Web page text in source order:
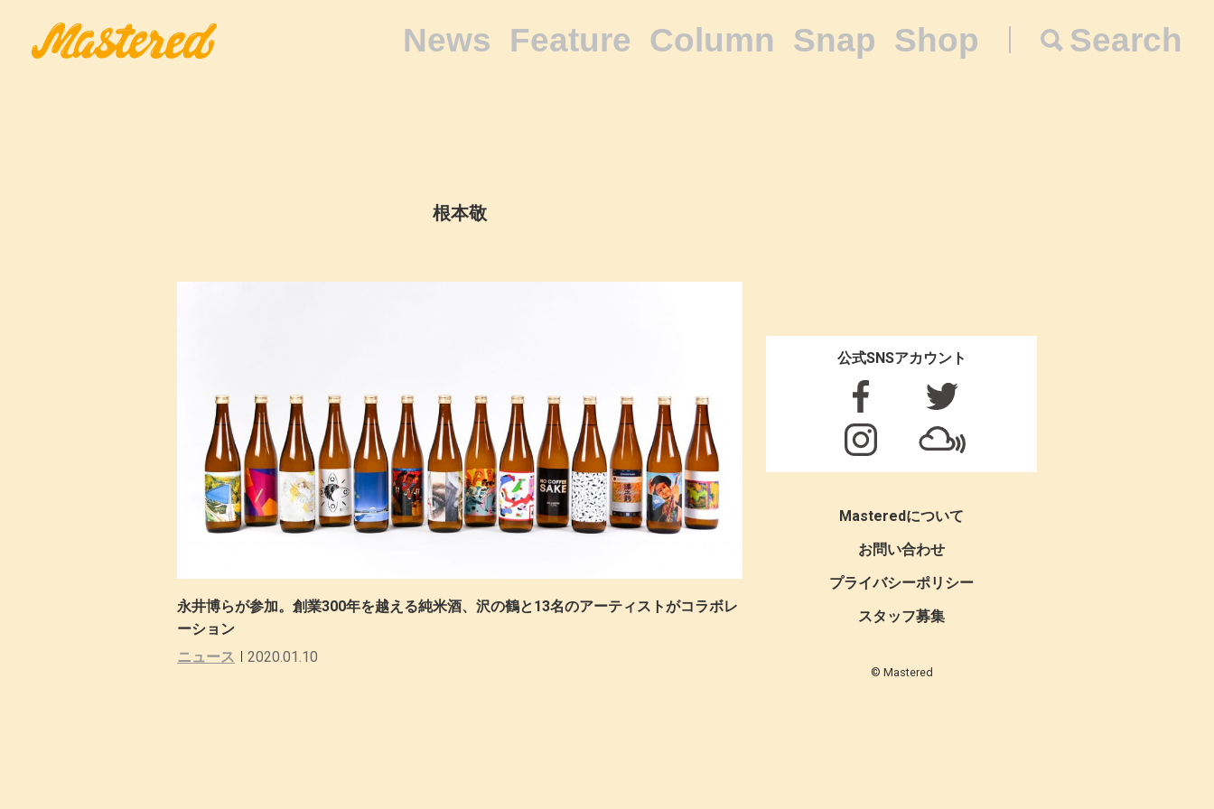
News Feature Column Snap Shop Search
根本敬
永井博らが参加。創業300年を越える純米酒、沢の鶴と13名のアーティストがコラボレ
ーション
ニュース
2020.01.10
公式SNSアカウント
Masteredについて
お問い合わせ
プライバシーポリシー
スタッフ募集
© Mastered